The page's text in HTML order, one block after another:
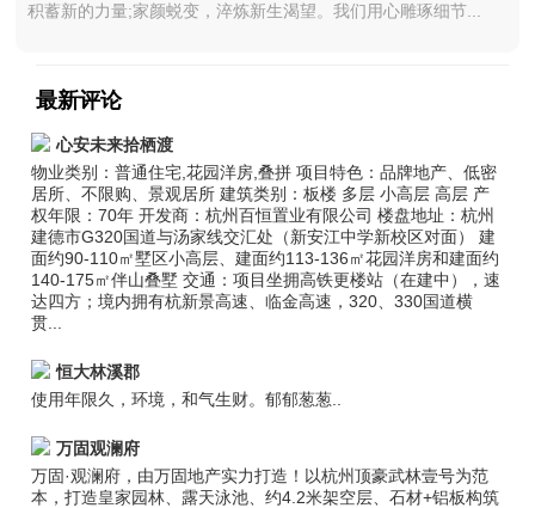
积蓄新的力量;家颜蜕变，淬炼新生渴望。我们用心雕琢细节...
最新评论
心安未来拾栖渡
物业类别：普通住宅,花园洋房,叠拼 项目特色：品牌地产、低密
居所、不限购、景观居所 建筑类别：板楼 多层 小高层 高层 产
权年限：70年 开发商：杭州百恒置业有限公司 楼盘地址：杭州
建德市G320国道与汤家线交汇处（新安江中学新校区对面） 建
面约90-110㎡墅区小高层、建面约113-136㎡花园洋房和建面约
140-175㎡伴山叠墅 交通：项目坐拥高铁更楼站（在建中），速
达四方；境内拥有杭新景高速、临金高速，320、330国道横
贯...
恒大林溪郡
使用年限久，环境，和气生财。郁郁葱葱..
万固观澜府
万固·观澜府，由万固地产实力打造！以杭州顶豪武林壹号为范
本，打造皇家园林、露天泳池、约4.2米架空层、石材+铝板构筑